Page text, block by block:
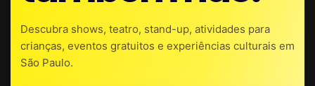
Descubra shows, teatro, stand-up, atividades para
crianças, eventos gratuitos e experiências culturais em
São Paulo.